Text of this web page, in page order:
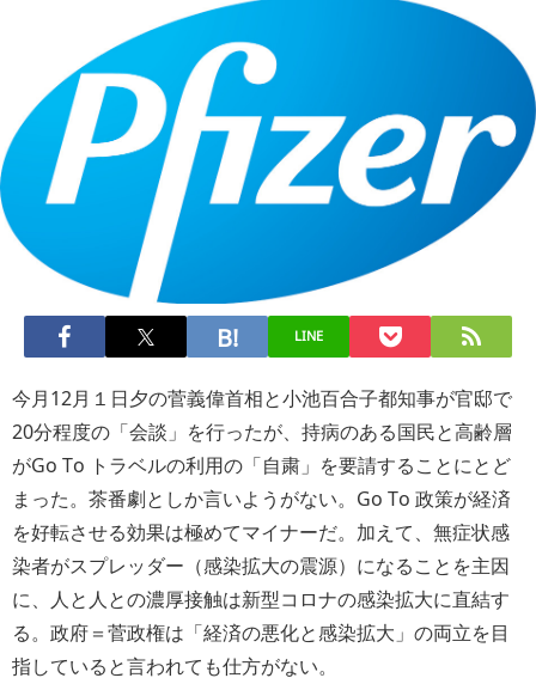
LINE
今月12月１日夕の菅義偉首相と小池百合子都知事が官邸で
20分程度の「会談」を行ったが、持病のある国民と高齢層
がGo To トラベルの利用の「自粛」を要請することにとど
まった。茶番劇としか言いようがない。Go To 政策が経済
を好転させる効果は極めてマイナーだ。加えて、無症状感
染者がスプレッダー（感染拡大の震源）になることを主因
に、人と人との濃厚接触は新型コロナの感染拡大に直結す
る。政府＝菅政権は「経済の悪化と感染拡大」の両立を目
指していると言われても仕方がない。